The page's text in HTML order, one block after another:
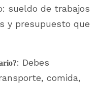
sueldo de trabajos
y presupuesto que
: Debes
comida,